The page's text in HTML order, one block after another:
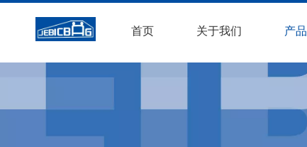
首页 关于我们 产品